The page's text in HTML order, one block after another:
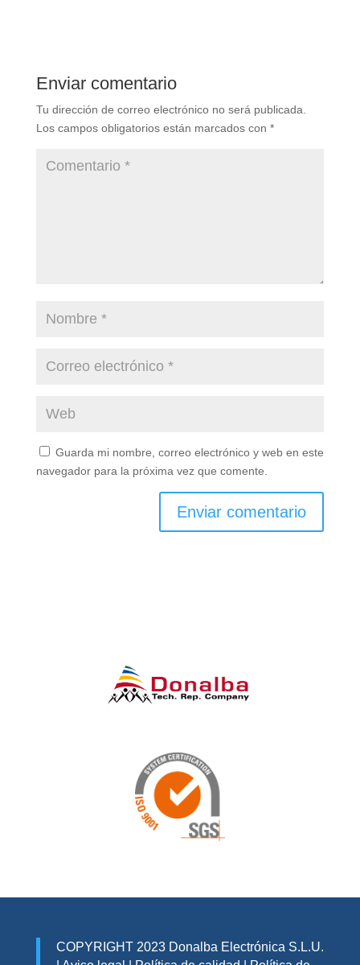
Enviar comentario
Tu dirección de correo electrónico no será publicada.
Los campos obligatorios están marcados con *
Guarda mi nombre, correo electrónico y web en este
navegador para la próxima vez que comente.
COPYRIGHT 2023 Donalba Electrónica S.L.U.